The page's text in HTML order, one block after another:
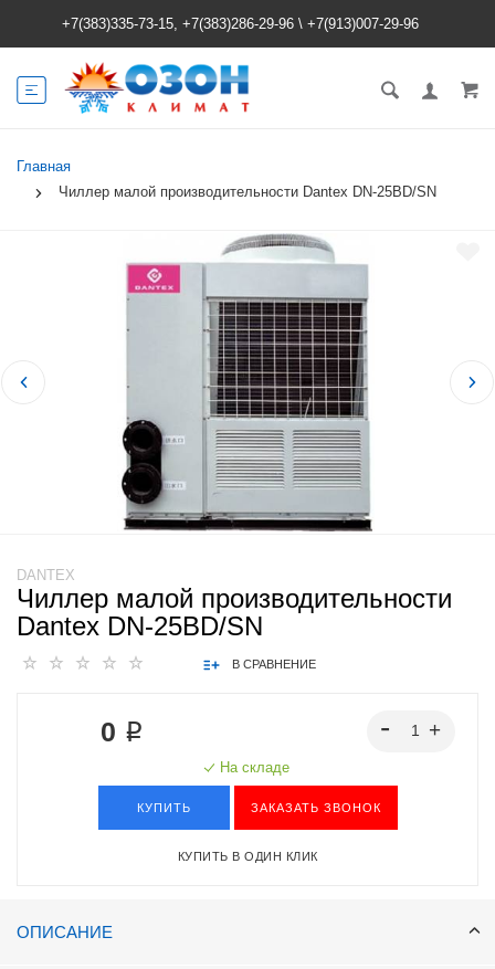
+7(383)335-73-15, +7(383)286-29-96 \ +7(913)007-29-96
Главная
Чиллер малой производительности Dantex DN-25BD/SN
DANTEX
Чиллер малой производительности
Dantex DN-25BD/SN
В СРАВНЕНИЕ
0 ₽
На складе
КУПИТЬ ЗАКАЗАТЬ ЗВОНОК
КУПИТЬ В ОДИН КЛИК
ОПИСАНИЕ